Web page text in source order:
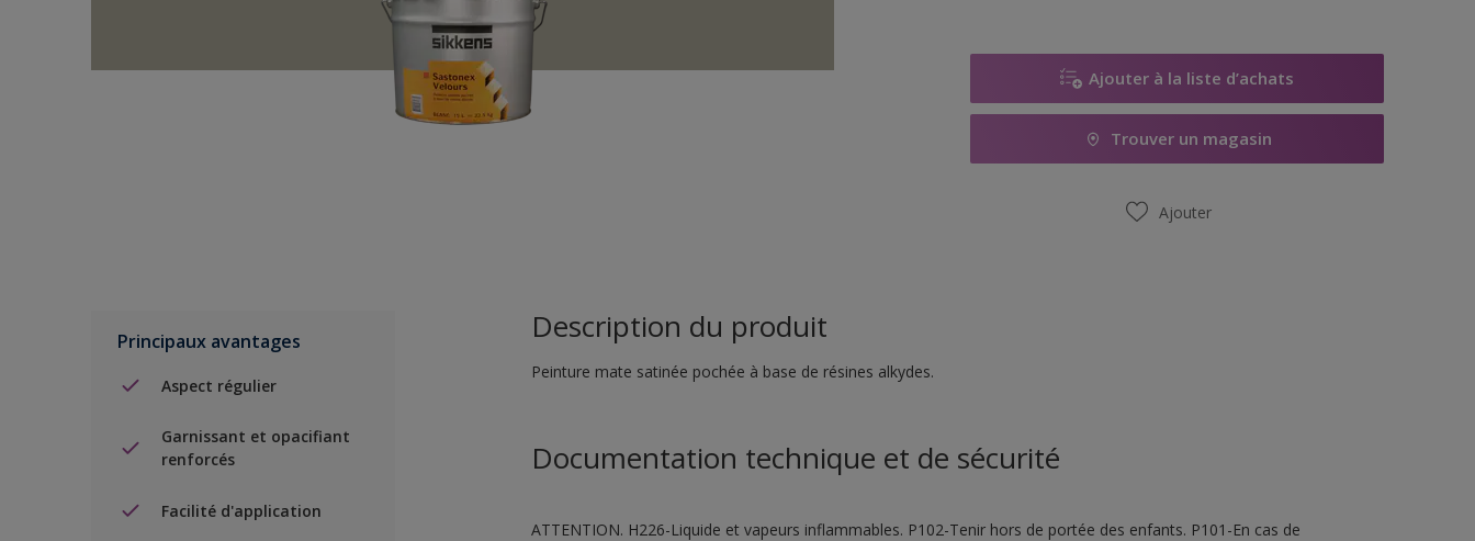
Ajouter à la liste d’achats
Trouver un magasin
Ajouter
Principaux avantages
Aspect régulier
Garnissant et opacifiant
renforcés
Facilité d'application
Description du produit
Peinture mate satinée pochée à base de résines alkydes.
Documentation technique et de sécurité
ATTENTION. H226-Liquide et vapeurs inflammables. P102-Tenir hors de portée des enfants. P101-En cas de